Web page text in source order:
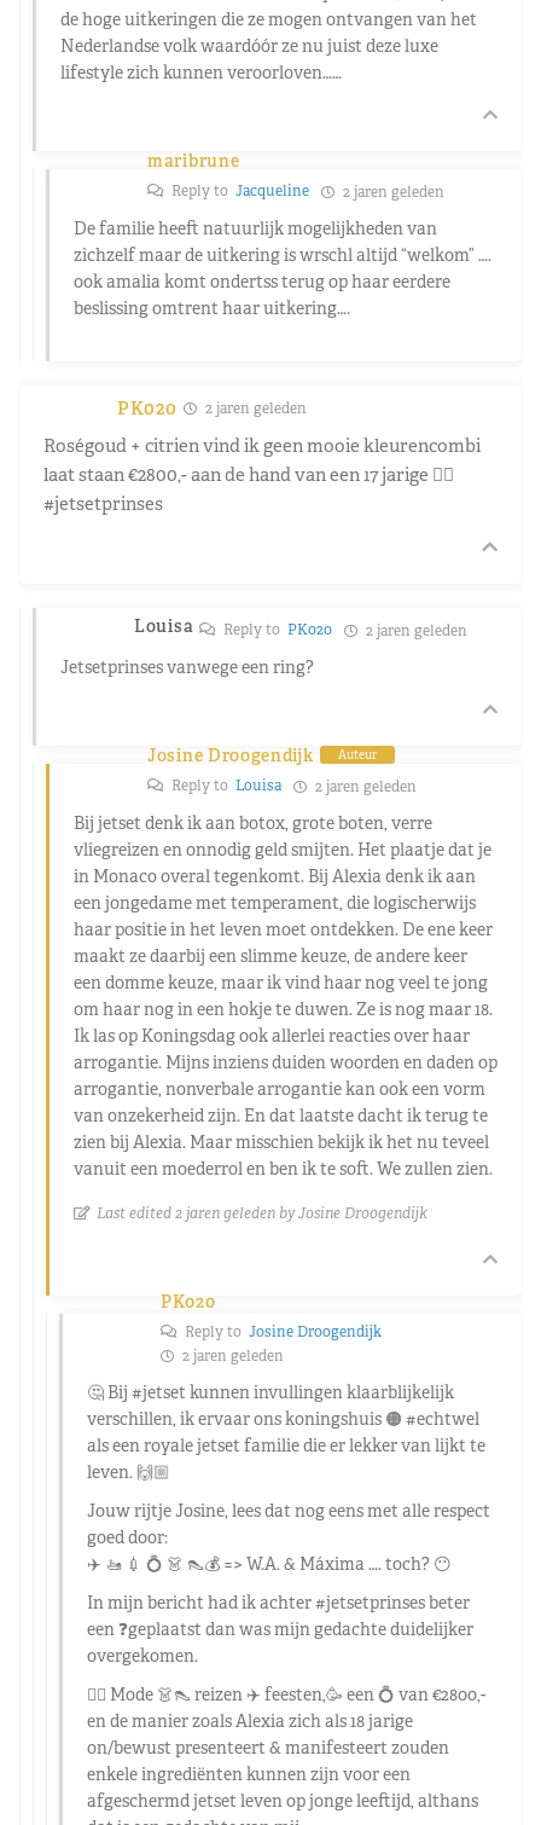
de hoge uitkeringen die ze mogen ontvangen van het
Nederlandse volk waardóór ze nu juist deze luxe
lifestyle zich kunnen veroorloven……
maribrune
Reply to Jacqueline 2 jaren geleden
De familie heeft natuurlijk mogelijkheden van
zichzelf maar de uitkering is wrschl altijd “welkom” ….
ook amalia komt ondertss terug op haar eerdere
beslissing omtrent haar uitkering….
PK020 2 jaren geleden
Roségoud + citrien vind ik geen mooie kleurencombi
laat staan €2800,- aan de hand van een 17 jarige 🙂‍↔️
#jetsetprinses
Louisa Reply toPK020 2 jaren geleden
Jetsetprinses vanwege een ring?
Josine Droogendijk Auteur
Reply to Louisa 2 jaren geleden
Bij jetset denk ik aan botox, grote boten, verre
vliegreizen en onnodig geld smijten. Het plaatje dat je
in Monaco overal tegenkomt. Bij Alexia denk ik aan
een jongedame met temperament, die logischerwijs
haar positie in het leven moet ontdekken. De ene keer
maakt ze daarbij een slimme keuze, de andere keer
een domme keuze, maar ik vind haar nog veel te jong
om haar nog in een hokje te duwen. Ze is nog maar 18.
Ik las op Koningsdag ook allerlei reacties over haar
arrogantie. Mijns inziens duiden woorden en daden op
arrogantie, nonverbale arrogantie kan ook een vorm
van onzekerheid zijn. En dat laatste dacht ik terug te
zien bij Alexia. Maar misschien bekijk ik het nu teveel
vanuit een moederrol en ben ik te soft. We zullen zien.
Last edited 2 jaren geleden by Josine Droogendijk
PK020
Reply to Josine Droogendijk
2 jaren geleden
🤔 Bij #jetset kunnen invullingen klaarblijkelijk
verschillen, ik ervaar ons koningshuis 🟠 #echtwel
als een royale jetset familie die er lekker van lijkt te
leven. 🙌🏼
Jouw rijtje Josine, lees dat nog eens met alle respect
goed door:
✈️ 🚤 💉 💍 👗 👠💰 => W.A. & Máxima …. toch? 😶
In mijn bericht had ik achter #jetsetprinses beter
een ❓geplaatst dan was mijn gedachte duidelijker
overgekomen.
👉🏼 Mode 👗👠 reizen ✈️ feesten,🥳 een 💍 van €2800,-
en de manier zoals Alexia zich als 18 jarige
on/bewust presenteert & manifesteert zouden
enkele ingrediënten kunnen zijn voor een
afgeschermd jetset leven op jonge leeftijd, althans